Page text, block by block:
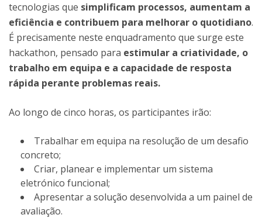
tecnologias que simplificam processos, aumentam a
eficiência e contribuem para melhorar o quotidiano.
É precisamente neste enquadramento que surge este
hackathon, pensado para estimular a criatividade, o
trabalho em equipa e a capacidade de resposta
rápida perante problemas reais.
Ao longo de cinco horas, os participantes irão:
Trabalhar em equipa na resolução de um desafio
concreto;
Criar, planear e implementar um sistema
eletrónico funcional;
Apresentar a solução desenvolvida a um painel de
avaliação.